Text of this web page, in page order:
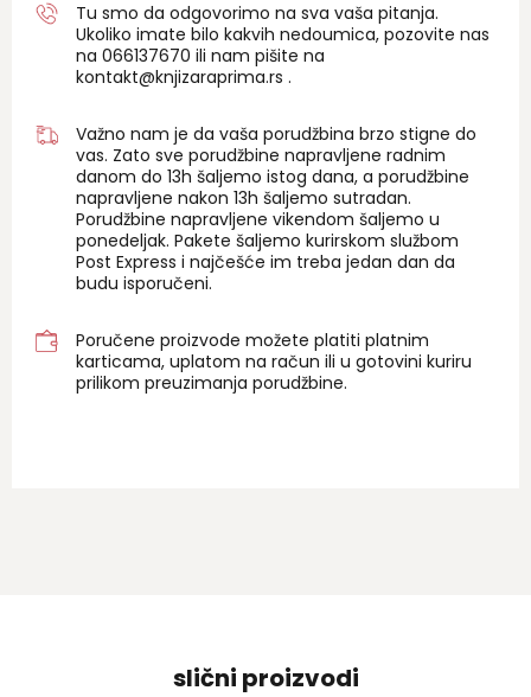
Tu smo da odgovorimo na sva vaša pitanja.
Ukoliko imate bilo kakvih nedoumica, pozovite nas
na 066137670 ili nam pišite na
kontakt@knjizaraprima.rs .
Važno nam je da vaša porudžbina brzo stigne do
vas. Zato sve porudžbine napravljene radnim
danom do 13h šaljemo istog dana, a porudžbine
napravljene nakon 13h šaljemo sutradan.
Porudžbine napravljene vikendom šaljemo u
ponedeljak. Pakete šaljemo kurirskom službom
Post Express i najčešće im treba jedan dan da
budu isporučeni.
Poručene proizvode možete platiti platnim
karticama, uplatom na račun ili u gotovini kuriru
prilikom preuzimanja porudžbine.
slični proizvodi